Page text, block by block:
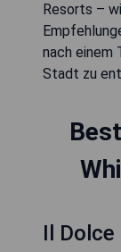
Resorts –
nach einem
Stadt zu
Il Dolce